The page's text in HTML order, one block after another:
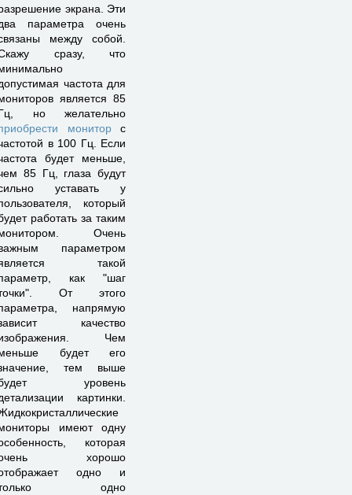
экрана. Эти
параметра очень
между собой.
сразу, что
частота для
является 85
но желательно
мониторс
в 100 Гц. Если
будет меньше,
85 Гц, глаза будут
уставать у
который
работать за таким
Очень
параметром
такой
как "шаг
От этого
напрямую
качество
Чем
будет его
тем выше
уровень
картинки.
имеют одну
которая
хорошо
одно и
одно